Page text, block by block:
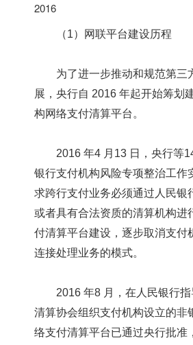
2016
（1）网联平台建设历程
为了进一步推动和规范第三
展，央行自 2016 年起开始筹划
构网络支付清算平台。
2016 年4 月13 日，央行等
银行支付机构风险专项整治工作
求跨行支付业务必须通过人民银
或者具有合法资质的清算机构进
付清算平台建设，逐步取消支付
连接处理业务的模式。
2016 年8 月，在人民银行
清算协会组织支付机构设立的非
络支付清算平台已通过央行批准